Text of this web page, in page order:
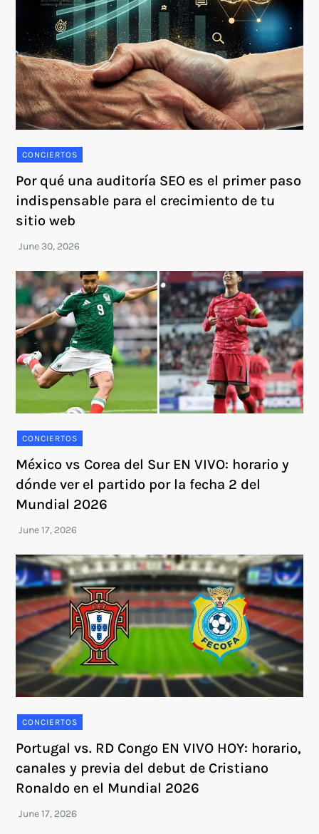
CONCIERTOS
Por qué una auditoría SEO es el primer paso
indispensable para el crecimiento de tu
sitio web
CONCIERTOS
México vs Corea del Sur EN VIVO: horario y
dónde ver el partido por la fecha 2 del
Mundial 2026
CONCIERTOS
Portugal vs. RD Congo EN VIVO HOY: horario,
canales y previa del debut de Cristiano
Ronaldo en el Mundial 2026